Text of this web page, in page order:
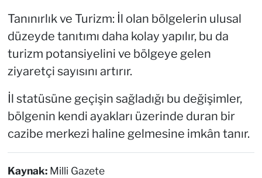
Tanınırlık ve Turizm: İl olan bölgelerin ulusal
düzeyde tanıtımı daha kolay yapılır, bu da
turizm potansiyelini ve bölgeye gelen
ziyaretçi sayısını artırır.
İl statüsüne geçişin sağladığı bu değişimler,
bölgenin kendi ayakları üzerinde duran bir
cazibe merkezi haline gelmesine imkân tanır.
Kaynak: Milli Gazete